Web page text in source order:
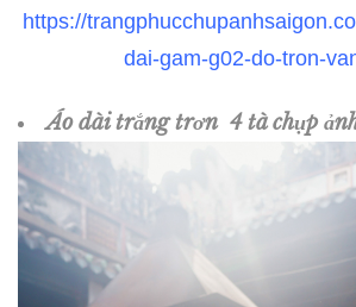
https://
dai-gam-g02-do-tron-
Áo dài trắng trơn 4 tà chụp